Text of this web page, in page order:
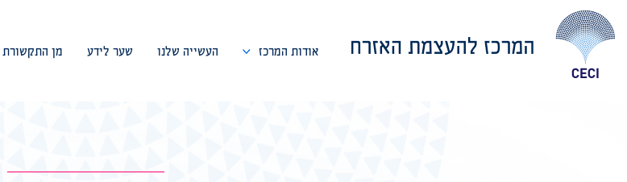
אודות המרכז העשייה שלנו שער לידע מן התקשורת